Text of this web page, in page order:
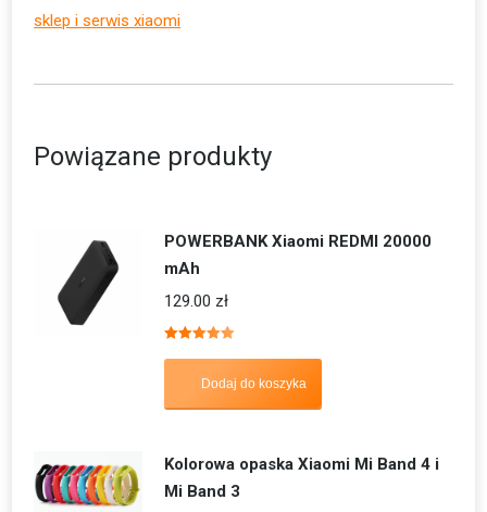
sklep i serwis xiaomi
Powiązane produkty
POWERBANK Xiaomi REDMI 20000
mAh
129.00 zł
5.00
Dodaj do koszyka
Kolorowa opaska Xiaomi Mi Band 4 i
Mi Band 3